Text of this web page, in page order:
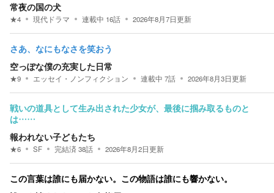
常夜の国の犬
★4 現代ドラマ 連載中 16話 2026年8月7日更新
さあ、なにもなさを笑おう
空っぽな僕の充実した日常
★9 エッセイ・ノンフィクション 連載中 7話 2026年8月3日更新
戦いの道具として生み出された少女が、最後に掴み取るものと
は……
報われない子どもたち
★6 SF 完結済38話 2026年8月2日更新
この言葉は誰にも届かない。この物語は誰にも響かない。